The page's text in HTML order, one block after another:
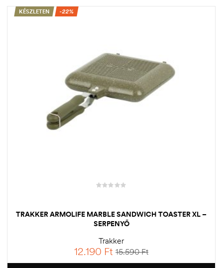
KÉSZLETEN -22%
TRAKKER ARMOLIFE MARBLE SANDWICH TOASTER XL –
SERPENYŐ
Trakker
15.590Ft
12.190 Ft